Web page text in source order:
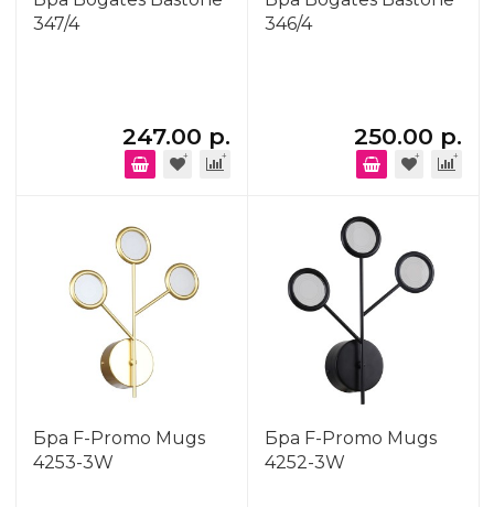
347/4
247.00 р.
346/4
250.00 р.
Бра F-Promo Mugs
4253-3W
Бра F-Promo Mugs
4252-3W